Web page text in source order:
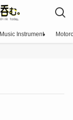
Music Instrument